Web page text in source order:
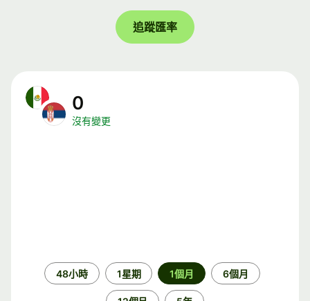
追蹤匯率
0
沒有變更
48小時 1星期 1個月 6個月